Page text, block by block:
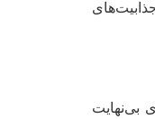
بی‌نهایت